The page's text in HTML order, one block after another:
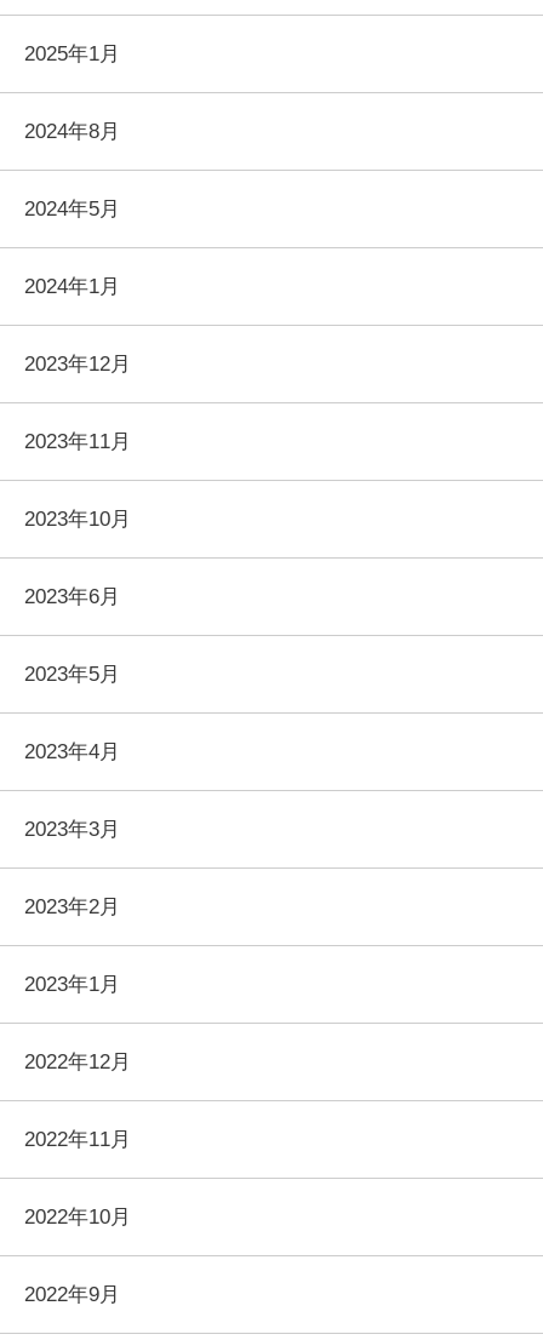
2025年1月
2024年8月
2024年5月
2024年1月
2023年12月
2023年11月
2023年10月
2023年6月
2023年5月
2023年4月
2023年3月
2023年2月
2023年1月
2022年12月
2022年11月
2022年10月
2022年9月